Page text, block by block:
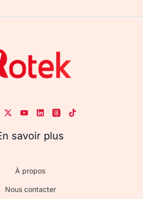
savoir plus
À propos
Nous contacter